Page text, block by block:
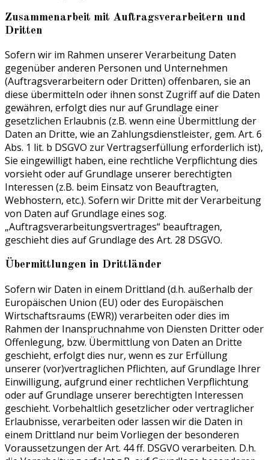
Zusammenarbeit mit Auftragsverarbeitern und
Dritten
Sofern wir im Rahmen unserer Verarbeitung Daten
gegenüber anderen Personen und Unternehmen
(Auftragsverarbeitern oder Dritten) offenbaren, sie an
diese übermitteln oder ihnen sonst Zugriff auf die Daten
gewähren, erfolgt dies nur auf Grundlage einer
gesetzlichen Erlaubnis (z.B. wenn eine Übermittlung der
Daten an Dritte, wie an Zahlungsdienstleister, gem. Art. 6
Abs. 1 lit. b DSGVO zur Vertragserfüllung erforderlich ist),
Sie eingewilligt haben, eine rechtliche Verpflichtung dies
vorsieht oder auf Grundlage unserer berechtigten
Interessen (z.B. beim Einsatz von Beauftragten,
Webhostern, etc.). Sofern wir Dritte mit der Verarbeitung
von Daten auf Grundlage eines sog.
„Auftragsverarbeitungsvertrages“ beauftragen,
geschieht dies auf Grundlage des Art. 28 DSGVO.
Übermittlungen in Drittländer
Sofern wir Daten in einem Drittland (d.h. außerhalb der
Europäischen Union (EU) oder des Europäischen
Wirtschaftsraums (EWR)) verarbeiten oder dies im
Rahmen der Inanspruchnahme von Diensten Dritter oder
Offenlegung, bzw. Übermittlung von Daten an Dritte
geschieht, erfolgt dies nur, wenn es zur Erfüllung
unserer (vor)vertraglichen Pflichten, auf Grundlage Ihrer
Einwilligung, aufgrund einer rechtlichen Verpflichtung
oder auf Grundlage unserer berechtigten Interessen
geschieht. Vorbehaltlich gesetzlicher oder vertraglicher
Erlaubnisse, verarbeiten oder lassen wir die Daten in
einem Drittland nur beim Vorliegen der besonderen
Voraussetzungen der Art. 44 ff. DSGVO verarbeiten. D.h.